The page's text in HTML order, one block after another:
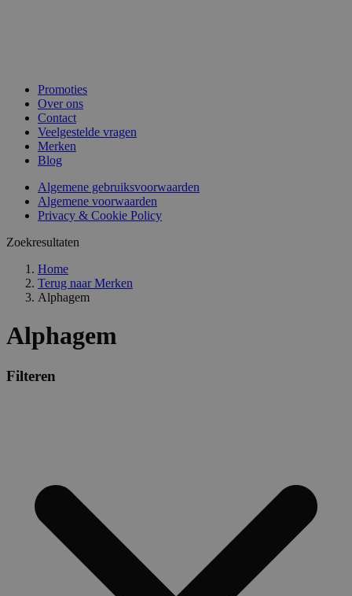
Promoties
Over ons
Contact
Veelgestelde vragen
Merken
Blog
Algemene gebruiksvoorwaarden
Algemene voorwaarden
Privacy & Cookie Policy
Zoekresultaten
Home
Terug naar Merken
Alphagem
Alphagem
Filteren